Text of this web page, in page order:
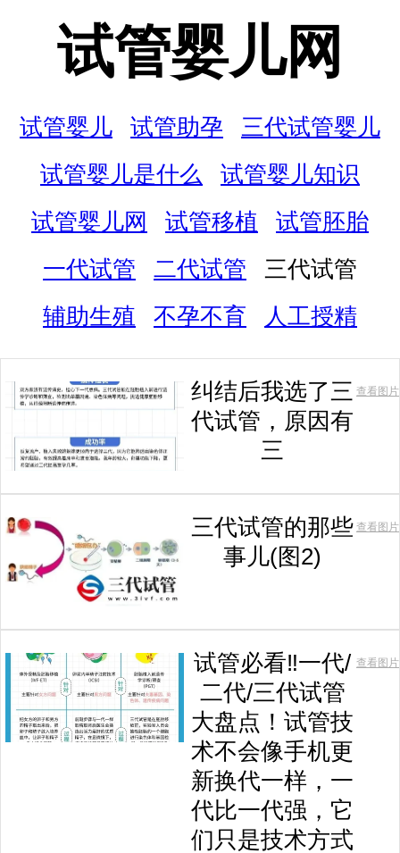
试管婴儿网
试管婴儿 试管助孕
三代试管婴儿
试管婴儿是什么
试管婴儿知识
试管婴儿网
试管移植
试管胚胎
一代试管
二代试管
三代试管
辅助生殖
不孕不育 人工授精
纠结后我选了三
代试管，原因有
三
查看图片
三代试管的那些
事儿(图2)
查看图片
试管必看‼️一代/
二代/三代试管
大盘点！试管技
术不会像手机更
新换代一样，一
代比一代强，它
们只是技术方式
查看图片